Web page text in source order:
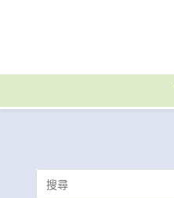
內
Search
for: